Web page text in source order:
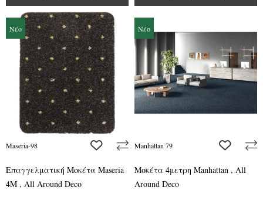
Νέο
Maseria-98 add to wishlist
Επαγγελματική Μοκέτα Maseria
4M , All Around Deco
Νέο
Manhattan 79 add to
Μοκέτα 4μετρη Manhattan , All
Around Deco